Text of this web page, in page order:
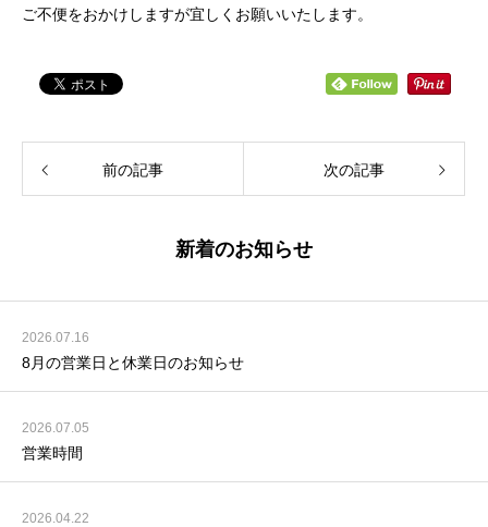
ご不便をおかけしますが宜しくお願いいたします。
前の記事 次の記事
新着のお知らせ
2026.07.16
8月の営業日と休業日のお知らせ
2026.07.05
営業時間
2026.04.22